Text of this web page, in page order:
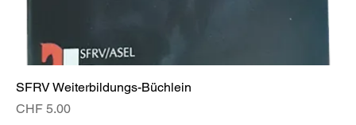
SFRV Weiterbildungs-Büchlein
Preis
CHF 5.00